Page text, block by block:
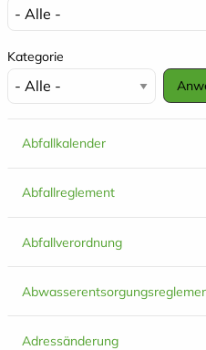
Kategorie
Abfallkalender
Abfallreglement
Abfallverordnung
Adressänderung